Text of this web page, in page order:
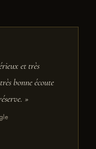
et très
bonne écoute
»